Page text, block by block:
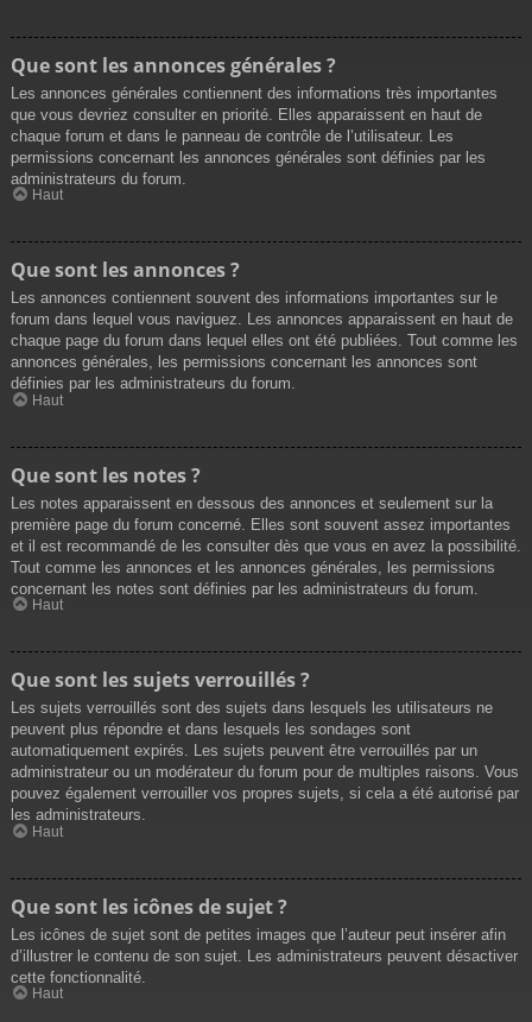
Que sont les annonces générales ?
Les annonces générales contiennent des informations très importantes
que vous devriez consulter en priorité. Elles apparaissent en haut de
chaque forum et dans le panneau de contrôle de l’utilisateur. Les
permissions concernant les annonces générales sont définies par les
administrateurs du forum.
Haut
Que sont les annonces ?
Les annonces contiennent souvent des informations importantes sur le
forum dans lequel vous naviguez. Les annonces apparaissent en haut de
chaque page du forum dans lequel elles ont été publiées. Tout comme les
annonces générales, les permissions concernant les annonces sont
définies par les administrateurs du forum.
Haut
Que sont les notes ?
Les notes apparaissent en dessous des annonces et seulement sur la
première page du forum concerné. Elles sont souvent assez importantes
et il est recommandé de les consulter dès que vous en avez la possibilité.
Tout comme les annonces et les annonces générales, les permissions
concernant les notes sont définies par les administrateurs du forum.
Haut
Que sont les sujets verrouillés ?
Les sujets verrouillés sont des sujets dans lesquels les utilisateurs ne
peuvent plus répondre et dans lesquels les sondages sont
automatiquement expirés. Les sujets peuvent être verrouillés par un
administrateur ou un modérateur du forum pour de multiples raisons. Vous
pouvez également verrouiller vos propres sujets, si cela a été autorisé par
les administrateurs.
Haut
Que sont les icônes de sujet ?
Les icônes de sujet sont de petites images que l’auteur peut insérer afin
d’illustrer le contenu de son sujet. Les administrateurs peuvent désactiver
cette fonctionnalité.
Haut